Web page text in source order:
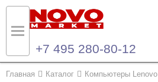
+7 495 280-80-12
Главная Каталог Компьютеры Lenovo
Назад
Назад